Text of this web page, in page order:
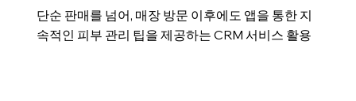
단순 판매를 넘어, 매장 방문 이후에도 앱을 통한 지
속적인 피부 관리 팁을 제공하는 CRM 서비스 활용